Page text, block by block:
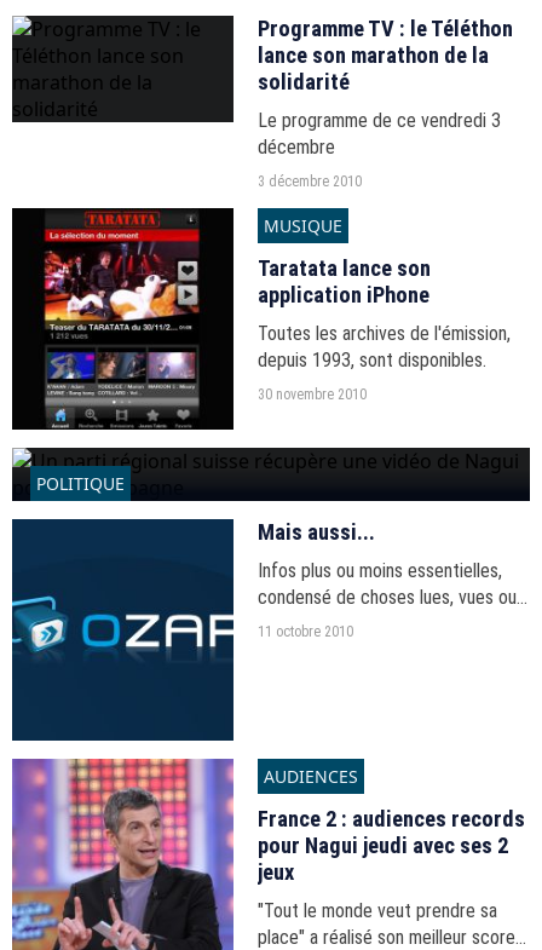
Programme TV : le Téléthon
lance son marathon de la
solidarité
Le programme de ce vendredi 3
décembre
3 décembre 2010
MUSIQUE
Taratata lance son
application iPhone
Toutes les archives de l'émission,
depuis 1993, sont disponibles.
30 novembre 2010
POLITIQUE
Un parti régional suisse récupère une vidéo de Nagui
Mais aussi...
Infos plus ou moins essentielles,
condensé de choses lues, vues ou
entendues par la rédaction.
11 octobre 2010
AUDIENCES
France 2 : audiences records
pour Nagui jeudi avec ses 2
jeux
"Tout le monde veut prendre sa
place" a réalisé son meilleur score